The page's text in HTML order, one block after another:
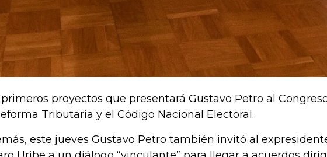
primeros proyectos que presentará Gustavo Petro al
Tributaria y el Código Nacional Electoral.
este jueves Gustavo Petro también invitó al